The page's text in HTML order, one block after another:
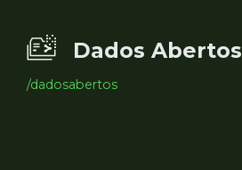
Dados Abertos
/dadosabertos